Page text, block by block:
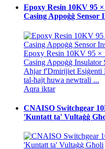
Epoxy Resin 10KV 95
Casing Appoġġ Sensor
Epoxy Resin 10KV 95 ×
Casing Appoġġ Insulator
Aħjar f'Dmirijiet Esiġenti
tal-ħajt huwa newtrali ...
Aqra iktar
CNAISO Switchgear
'Kuntatt ta' Vultaġġ